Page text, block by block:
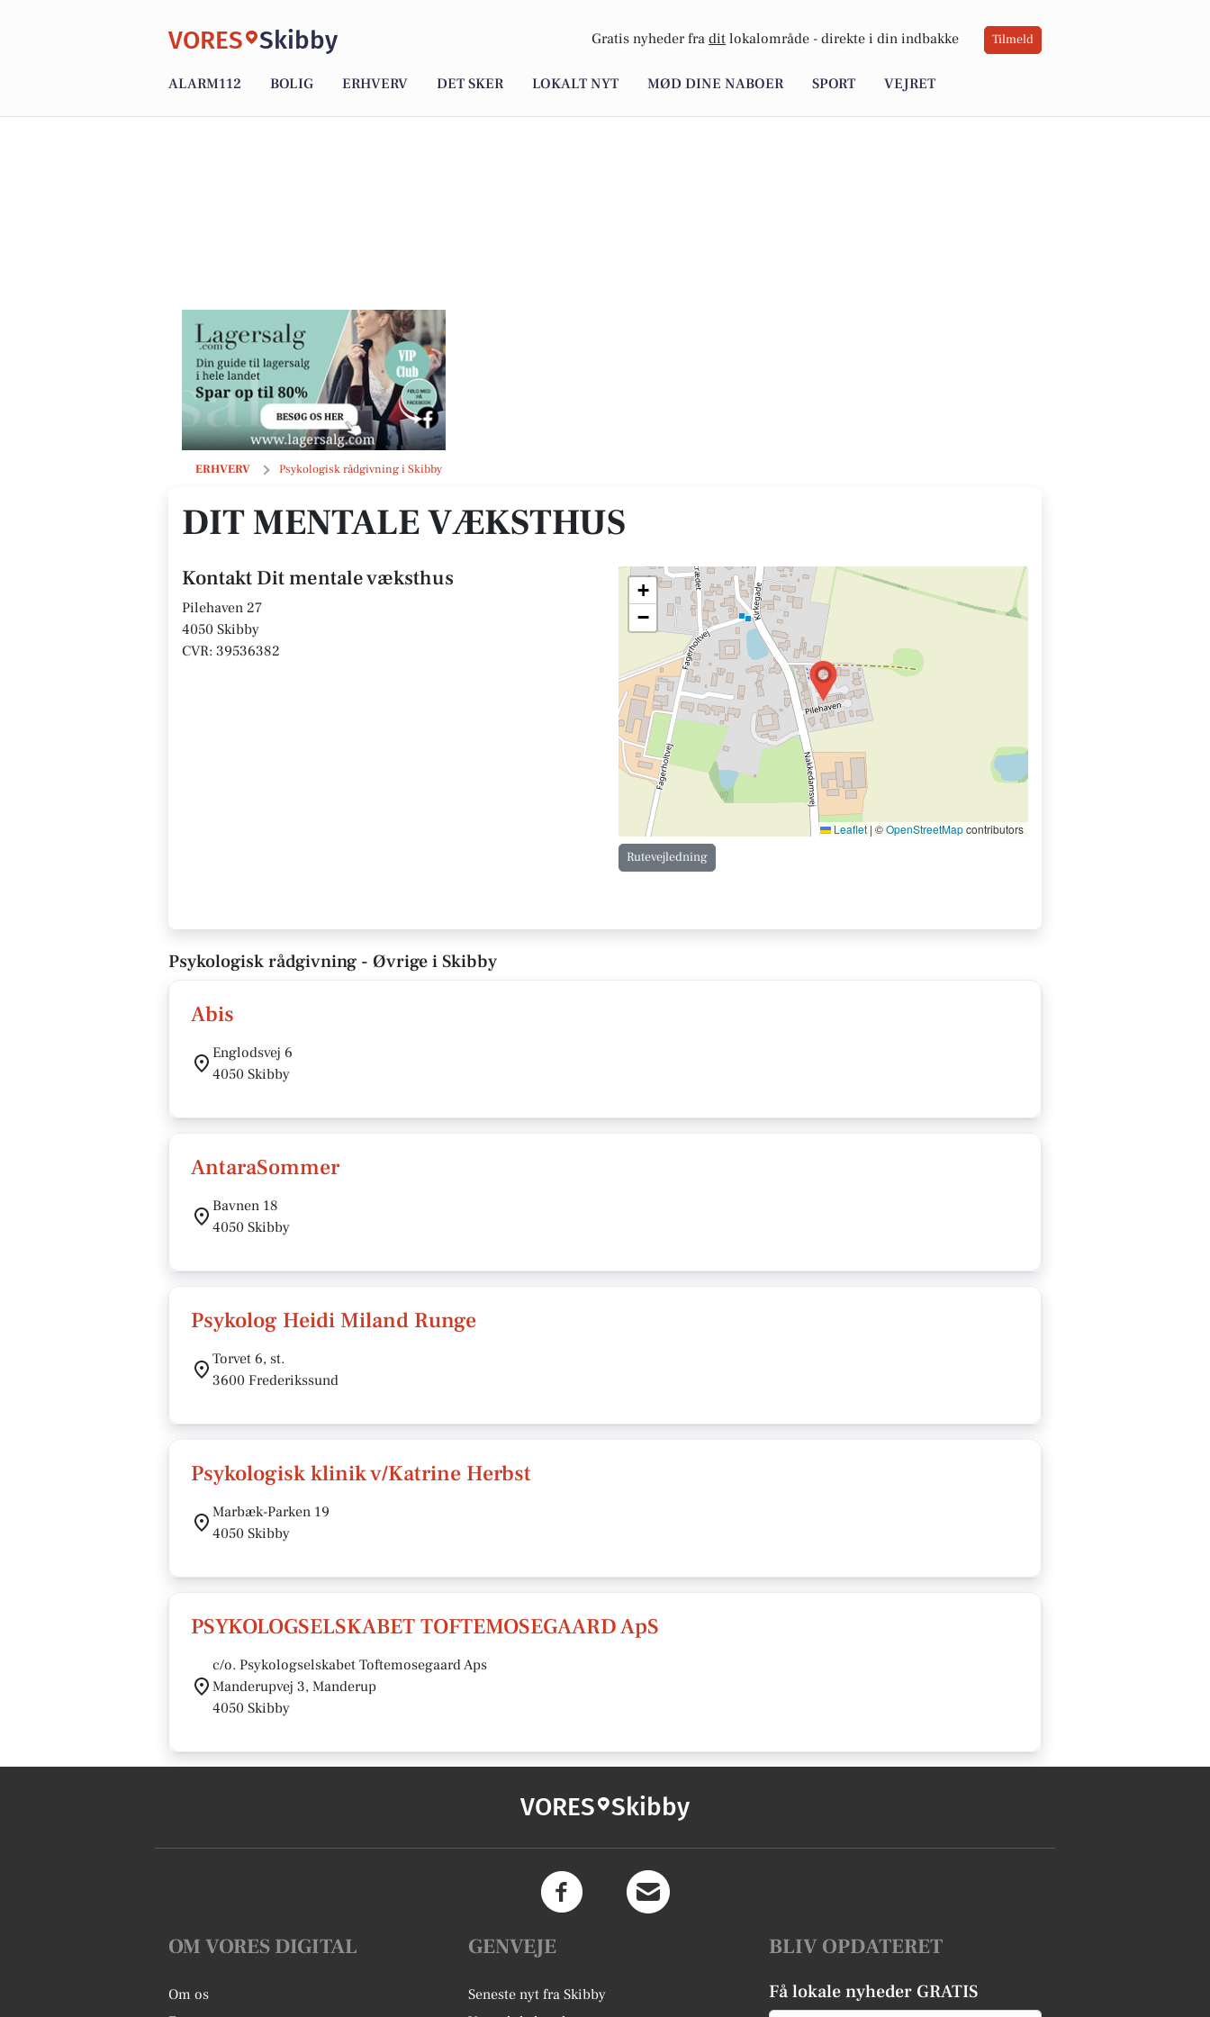
VORES Skibby Gratis nyheder fra dit lokalområde - direkte i din indbakke Tilmeld
ALARM112 BOLIG ERHVERV DET SKER LOKALT NYT MØD DINE NABOER SPORT VEJRET
ERHVERV Psykologisk rådgivning i Skibby
Dit mentale væksthus
DIT MENTALE VÆKSTHUS
Kontakt Dit mentale væksthus
Pilehaven 27
4050 Skibby
CVR: 39536382
+
−
Leaflet | ©OpenStreetMapcontributors
Rutevejledning
Psykologisk rådgivning - Øvrige i Skibby
Abis
Englodsvej 6
4050 Skibby
AntaraSommer
Bavnen 18
4050 Skibby
Psykolog Heidi Miland Runge
Torvet 6, st.
3600 Frederikssund
Psykologisk klinik v/Katrine Herbst
Marbæk-Parken 19
4050 Skibby
PSYKOLOGSELSKABET TOFTEMOSEGAARD ApS
c/o. Psykologselskabet Toftemosegaard Aps
Manderupvej 3, Manderup
4050 Skibby
VORES Skibby
OM VORES DIGITAL
Om os
GENVEJE
Seneste nyt fra Skibby
BLIV OPDATERET
Få lokale nyheder GRATIS